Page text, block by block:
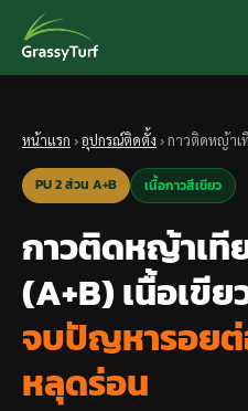
หน้าแรก ›อุปกรณ์ติดตั้ง › กาวติดหญ้าเ
PU 2 ส่วน A+B เนื้อกาวสีเขียว
กาวติดหญ้าเที
(A+B) เนื้อเขี
จบปัญหารอย
หลุดร่อน